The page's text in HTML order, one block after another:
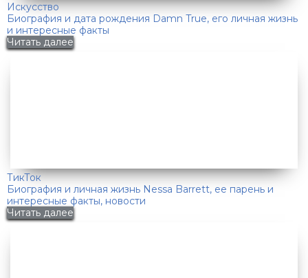
Искусство
Биография и дата рождения Damn True, его личная жизнь
и интересные факты
Читать далее
ТикТок
Биография и личная жизнь Nessa Barrett, ее парень и
интересные факты, новости
Читать далее